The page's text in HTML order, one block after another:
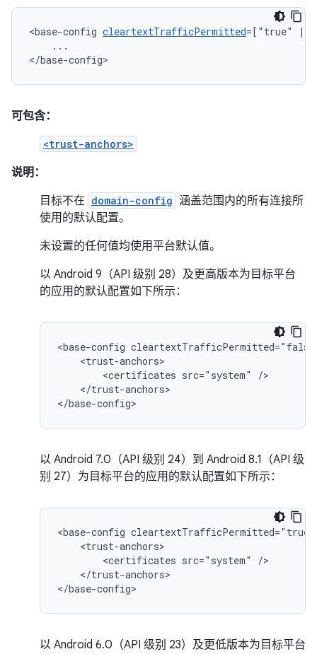
<base-config cleartextTrafficPermitted=["true"
|
...
</base-config>
可包含：
<trust-anchors>
说明：
目标不在 domain-config 涵盖范围内的所有连接所
使用的默认配置。
未设置的任何值均使用平台默认值。
以 Android 9（API 级别 28）及更高版本为目标平台
的应用的默认配置如下所示：
<base-config
<certificates src="system"
</trust-anchors>
</base-config>
以 Android 7.0（API 级别 24）到 Android 8.1（API 级
别 27）为目标平台的应用的默认配置如下所示：
<base-config
<certificates src="system"
</trust-anchors>
</base-config>
以 Android 6.0（API 级别 23）及更低版本为目标平台